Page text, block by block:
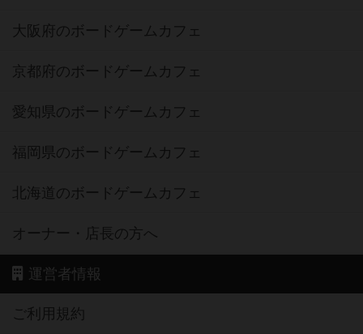
大阪府のボードゲームカフェ
京都府のボードゲームカフェ
愛知県のボードゲームカフェ
福岡県のボードゲームカフェ
北海道のボードゲームカフェ
オーナー・店長の方へ
運営者情報
ご利用規約